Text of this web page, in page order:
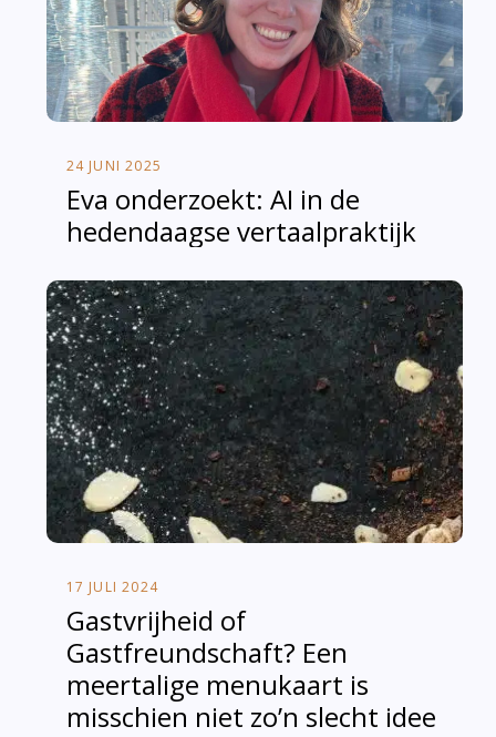
24 JUNI 2025
Eva onderzoekt: AI in de
hedendaagse vertaalpraktijk
17 JULI 2024
Gastvrijheid of
Gastfreundschaft? Een
meertalige menukaart is
misschien niet zo’n slecht idee